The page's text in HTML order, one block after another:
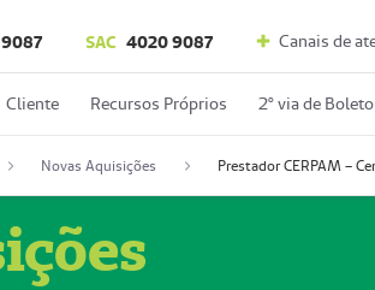
SAC 4020 9087 Canais de
Cliente Recursos Próprios 2º via de Boleto
Novas Aquisições